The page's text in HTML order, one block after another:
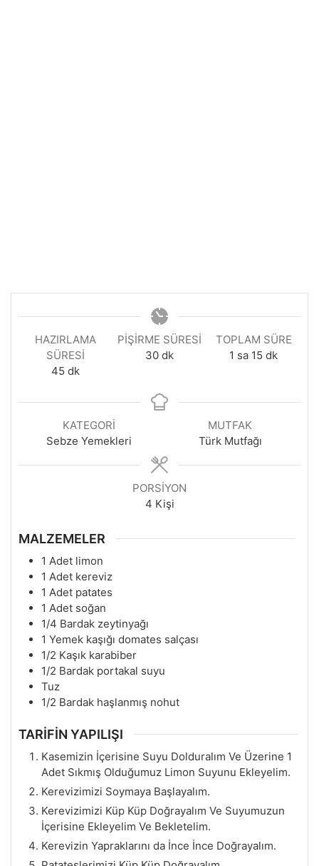
HAZIRLAMA
SÜRESI
45 dakika
dk
PIŞIRME SÜRESI
30dakika
dk
TOPLAM SÜRE
1 saat
sa 15 dakika
dk
KATEGORI
Sebze Yemekleri
MUTFAK
Türk Mutfağı
PORSIYON
4 Kişi
MALZEMELER
1 Adet limon
1 Adet kereviz
1 Adet patates
1 Adet soğan
1/4 Bardak zeytinyağı
1 Yemek kaşığı domates salçası
1/2 Kaşık karabiber
1/2 Bardak portakal suyu
Tuz
1/2 Bardak haşlanmış nohut
TARİFİN YAPILIŞI
Kasemizin İçerisine Suyu Dolduralım Ve Üzerine 1
Adet Sıkmış Olduğumuz Limon Suyunu Ekleyelim.
Kerevizimizi Soymaya Başlayalım.
Kerevizimizi Küp Küp Doğrayalım Ve Suyumuzun
İçerisine Ekleyelim Ve Bekletelim.
Kerevizin Yapraklarını da İnce İnce Doğrayalım.